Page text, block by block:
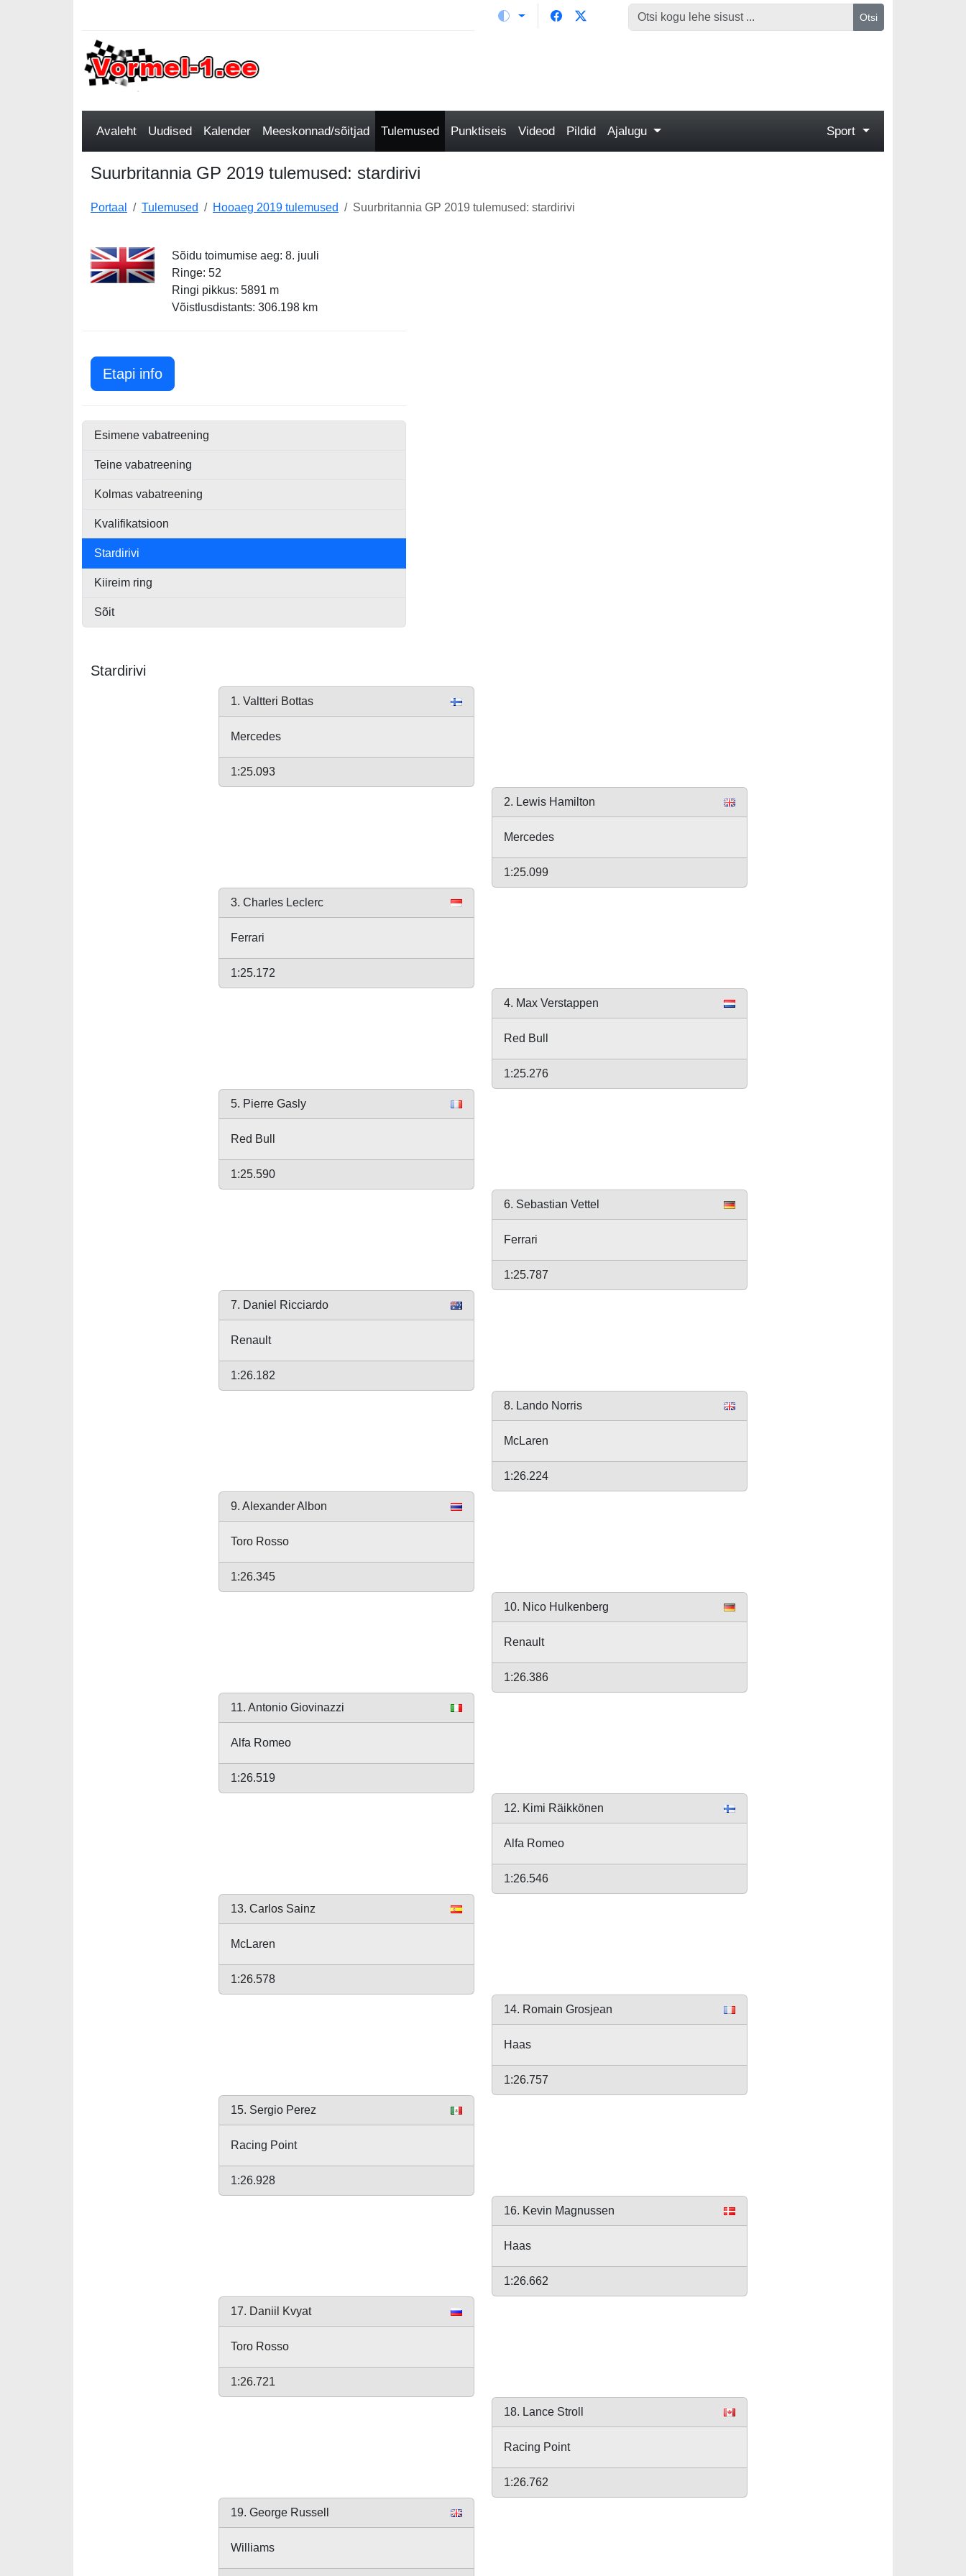
Otsi
Avaleht Uudised Kalender Meeskonnad/sõitjad Tulemused Punktiseis Videod Pildid Ajalugu Sport
Suurbritannia GP 2019 tulemused: stardirivi
Portaal Tulemused Hooaeg 2019 tulemused Suurbritannia GP 2019 tulemused: stardirivi
Sõidu toimumise aeg: 8. juuli
Ringe: 52
Ringi pikkus: 5891 m
Võistlusdistants: 306.198 km
Etapi infoSuurbritannia GP 2019
Esimene vabatreening
Teine vabatreening
Kolmas vabatreening
Kvalifikatsioon
Stardirivi
Kiireim ring
Sõit
Stardirivi
1. Valtteri Bottas
Mercedes
1:25.093
2. Lewis Hamilton
Mercedes
1:25.099
3. Charles Leclerc
Ferrari
1:25.172
4. Max Verstappen
Red Bull
1:25.276
5. Pierre Gasly
Red Bull
1:25.590
6. Sebastian Vettel
Ferrari
1:25.787
7. Daniel Ricciardo
Renault
1:26.182
8. Lando Norris
McLaren
1:26.224
9. Alexander Albon
Toro Rosso
1:26.345
10. Nico Hulkenberg
Renault
1:26.386
11. Antonio Giovinazzi
Alfa Romeo
1:26.519
12. Kimi Räikkönen
Alfa Romeo
1:26.546
13. Carlos Sainz
McLaren
1:26.578
14. Romain Grosjean
Haas
1:26.757
15. Sergio Perez
Racing Point
1:26.928
16. Kevin Magnussen
Haas
1:26.662
17. Daniil Kvyat
Toro Rosso
1:26.721
18. Lance Stroll
Racing Point
1:26.762
19. George Russell
Williams